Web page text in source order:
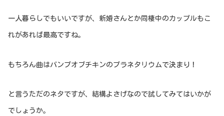
一人暮らしでもいいですが、新婚さんとか同棲中のカップルもこ
れがあれば最高ですね。
もちろん曲はバンプオブチキンのプラネタリウムで決まり！
と言うただのネタですが、結構よさげなので試してみてはいかが
でしょうか。